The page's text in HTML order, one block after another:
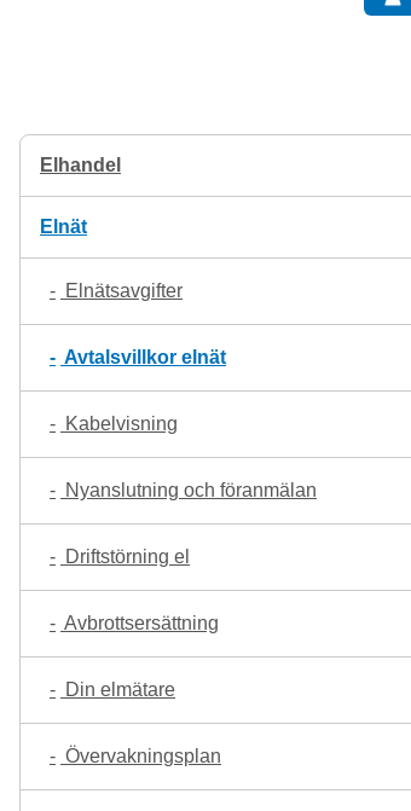
Elhandel
Elnät
Elnätsavgifter
Avtalsvillkor elnät
Kabelvisning
Nyanslutning och föranmälan
Driftstörning el
Avbrottsersättning
Din elmätare
Övervakningsplan